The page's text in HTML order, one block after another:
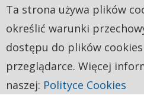
Ta strona używa plików
określić warunki
dostępu do plików
przeglądarce. Więcej
naszej: Polityce Cookies